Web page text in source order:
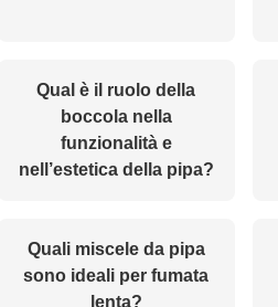
Qual è il ruolo della
boccola nella
funzionalità e
nell’estetica della pipa?
Quali miscele da pipa
sono ideali per fumata
lenta?